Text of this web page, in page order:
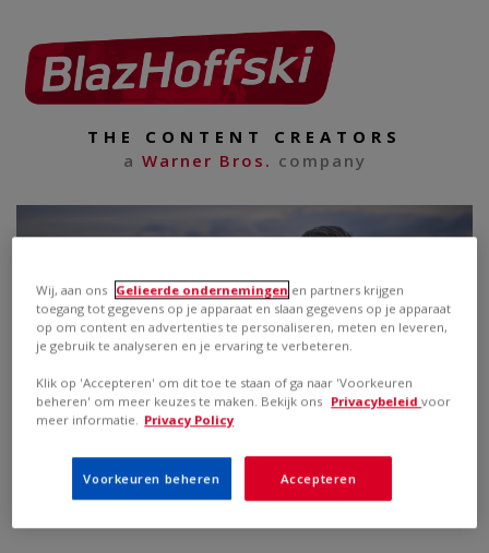
THE CONTENT CREATORS
a Warner Bros. company
Wij, aan ons Gelieerde ondernemingen en partners krijgen
toegang tot gegevens op je apparaat en slaan gegevens op je apparaat
op om content en advertenties te personaliseren, meten en leveren,
je gebruik te analyseren en je ervaring te verbeteren.
Klik op 'Accepteren' om dit toe te staan of ga naar 'Voorkeuren
beheren' om meer keuzes te maken. Bekijk ons Privacybeleidvoor
meer informatie.
Privacy Policy
Accepteren
Voorkeuren beheren